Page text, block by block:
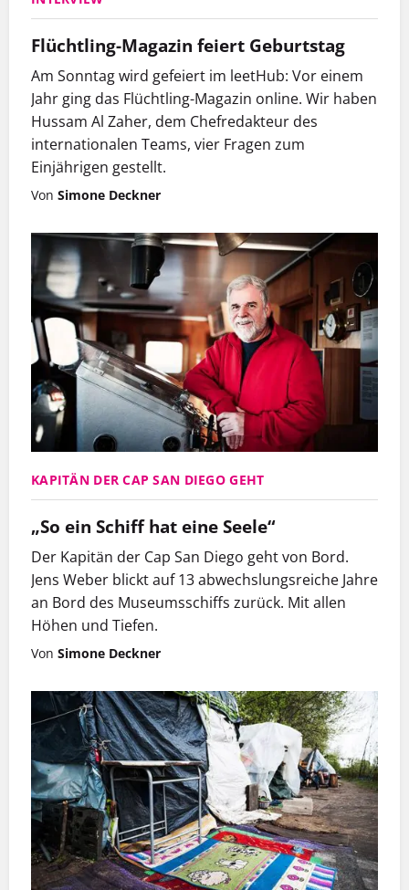
Flüchtling-Magazin feiert Geburtstag
Am Sonntag wird gefeiert im leetHub: Vor einem
Jahr ging das Flüchtling-Magazin online. Wir haben
Hussam Al Zaher, dem Chefredakteur des
internationalen Teams, vier Fragen zum
Einjährigen gestellt.
Von Simone Deckner
KAPITÄN DER CAP SAN DIEGO GEHT
„So ein Schiff hat eine Seele“
Der Kapitän der Cap San Diego geht von Bord.
Jens Weber blickt auf 13 abwechslungsreiche Jahre
an Bord des Museumsschiffs zurück. Mit allen
Höhen und Tiefen.
Von Simone Deckner